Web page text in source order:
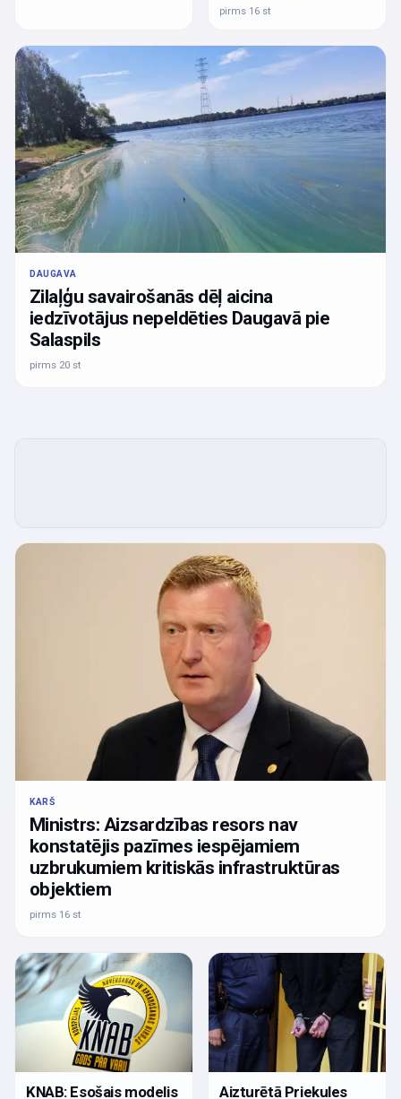
pirms 16 st
DAUGAVA
Zilaļģu savairošanās dēļ aicina
iedzīvotājus nepeldēties Daugavā pie
Salaspils
pirms 20 st
KARŠ
Ministrs: Aizsardzības resors nav
konstatējis pazīmes iespējamiem
uzbrukumiem kritiskās infrastruktūras
objektiem
pirms 16 st
KNAB: Esošais modelis
Aizturētā Priekules